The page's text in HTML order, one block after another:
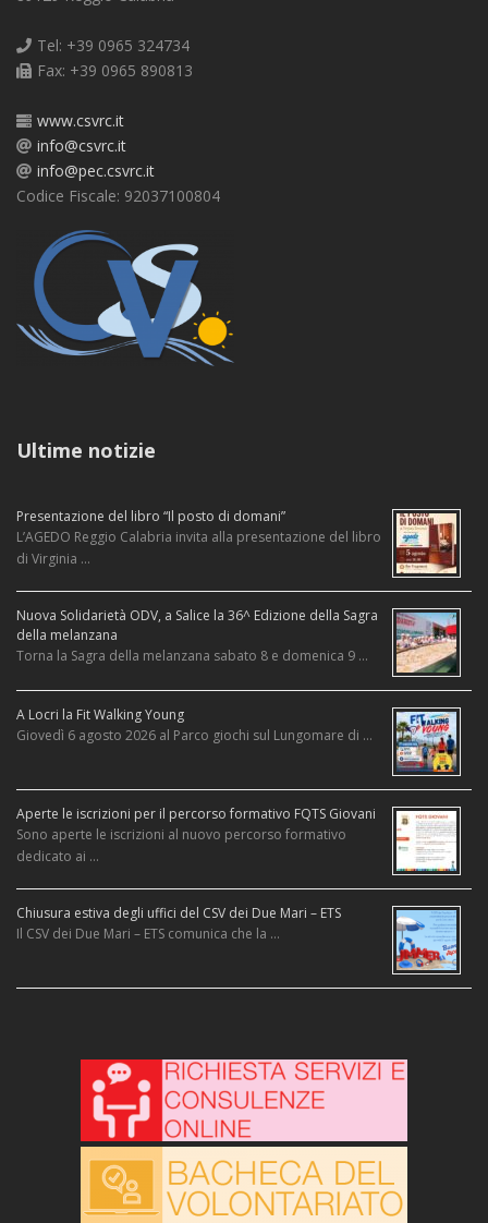
Tel: +39 0965 324734
Fax: +39 0965 890813
www.csvrc.it
info@csvrc.it
info@pec.csvrc.it
Codice Fiscale: 92037100804
Ultime notizie
Presentazione del libro “Il posto di domani”
L’AGEDO Reggio Calabria invita alla presentazione del libro
di Virginia …
Nuova Solidarietà ODV, a Salice la 36^ Edizione della Sagra
della melanzana
Torna la Sagra della melanzana sabato 8 e domenica 9 …
A Locri la Fit Walking Young
Giovedì 6 agosto 2026 al Parco giochi sul Lungomare di …
Aperte le iscrizioni per il percorso formativo FQTS Giovani
Sono aperte le iscrizioni al nuovo percorso formativo
dedicato ai …
Chiusura estiva degli uffici del CSV dei Due Mari – ETS
Il CSV dei Due Mari – ETS comunica che la …